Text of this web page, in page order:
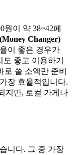
원이 약 38~42페
Changer)
이 좋은 경우가
좋고 이용하기
쓸 소액만 준비
장 효율적입니다.
지만, 로컬 가게나
니다. 그 중 가장